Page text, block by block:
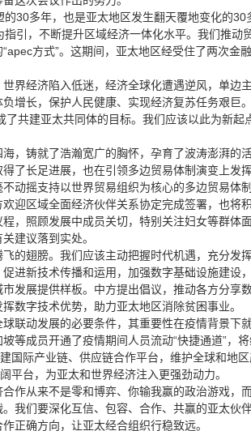
多年，也是亚太地区发生翻天覆地变化的30
，不断提升区域经济一体化水平。我们推动
方式”。这期间，亚太地区经受住了两次
经济陷入低迷，经济全球化遭遇逆风，单边
增长，保护人民健康、实现经济复苏任务艰巨
建亚太共同体的目标。我们应该以此为新起
铸就了浩瀚宽广的胸怀，孕育了波涛澎湃的
了长足进展，也在引领多边贸易体制演变上
动摇支持以世界贸易组织为核心的多边贸易
迎区域全面经济伙伴关系协定完成签署，也
，照顾发展中成员关切，特别关注妇女等群
建议落到实处。
翅膀。我们应该主动把握时代机遇，充分发
进新技术传播和运用，加强数字基础设施建设
发展提供样板。中方提出倡议，推动各方分
数字技术优势，助力亚太地区消除贫困事业。
动发展的必要条件，其重要性在疫情背景下
等成员开通了疫情期间人员流动“快捷通道”
国际产业链、供应链合作平台，维护全球和
平台，为亚太和世界经济注入更强劲动力。
从来不是零和博弈、你输我赢的政治游戏，
我们要深化互信、包容、合作、共赢的亚太
正确方向，让亚太经合组织行稳致远。